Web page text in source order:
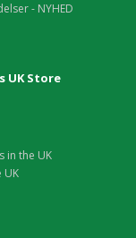
- NYHED
UK Store
in the UK
UK